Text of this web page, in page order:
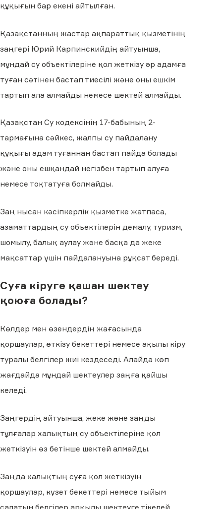
құқығын бар екені айтылған.
Қазақстанның жастар ақпараттық қызметінің
заңгері Юрий Карпинскийдің айтуынша,
мұндай су объектілеріне қол жеткізу әр адамға
туған сәтінен бастап тиесілі және оны ешкім
тартып ала алмайды немесе шектей алмайды.
Қазақстан Су кодексінің 17-бабының 2-
тармағына сәйкес, жалпы су пайдалану
құқығы адам туғаннан бастап пайда болады
және оны ешқандай негізбен тартып алуға
немесе тоқтатуға болмайды.
Заң нысан кәсіпкерлік қызметке жатпаса,
азаматтардың су объектілерін демалу, туризм,
шомылу, балық аулау және басқа да жеке
мақсаттар үшін пайдалануына рұқсат береді.
Суға кіруге қашан шектеу
қоюға болады?
Көлдер мен өзендердің жағасында
қоршаулар, өткізу бекеттері немесе ақылы кіру
туралы белгілер жиі кездеседі. Алайда көп
жағдайда мұндай шектеулер заңға қайшы
келеді.
Заңгердің айтуынша, жеке және заңды
тұлғалар халықтың су объектілеріне қол
жеткізуін өз бетінше шектей алмайды.
Заңда халықтың суға қол жеткізуін
қоршаулар, күзет бекеттері немесе тыйым